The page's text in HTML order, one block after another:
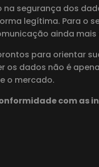
segurança dos
legítima. Para o
ainda
para orientar
os dados não é
o mercado.
com as